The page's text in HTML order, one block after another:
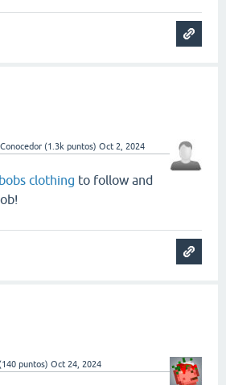
Conocedor (1.3k puntos) Oct 2, 2024
bobs clothing to follow and
(140 puntos) Oct 24, 2024